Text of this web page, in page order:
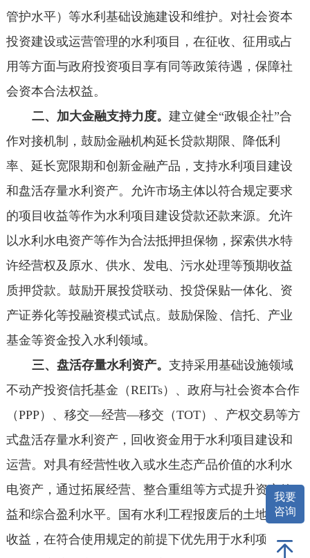
管护水平）等水利基础设施建设和维护。对社会资本
投资建设或运营管理的水利项目，在征收、征用或占
用等方面与政府投资项目享有同等政策待遇，保障社
会资本合法权益。
二、加大金融支持力度。 建立健全“政银企社”合
作对接机制，鼓励金融机构延长贷款期限、降低利
率、延长宽限期和创新金融产品，支持水利项目建设
和盘活存量水利资产。允许市场主体以符合规定要求
的项目收益等作为水利项目建设贷款还款来源。允许
以水利水电资产等作为合法抵押担保物，探索供水特
许经营权及原水、供水、发电、污水处理等预期收益
质押贷款。鼓励开展投贷联动、投贷保贴一体化、资
产证券化等投融资模式试点。鼓励保险、信托、产业
基金等资金投入水利领域。
三、盘活存量水利资产。 支持采用基础设施领域
不动产投资信托基金（REITs）、政府与社会资本合作
（PPP）、移交—经营—移交（TOT）、产权交易等方
式盘活存量水利资产，回收资金用于水利项目建设和
运营。对具有经营性收入或水生态产品价值的水利水
电资产，通过拓展经营、整合重组等方式提升资产效
益和综合盈利水平。国有水利工程报废后的土地出让
收益，在符合使用规定的前提下优先用于水利项目建
我要
咨询